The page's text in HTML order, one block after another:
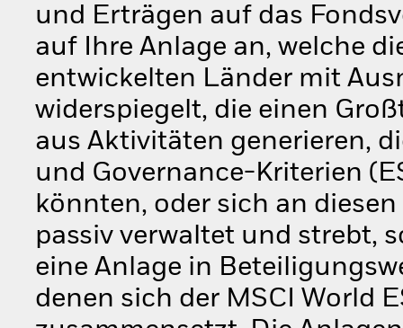
und Erträgen auf das
auf Ihre Anlage an, welche
entwickelten Länder mit
widerspiegelt, die einen
aus Aktivitäten generieren,
und Governance-Kriterien
könnten, oder sich an
passiv verwaltet und strebt,
eine Anlage in
denen sich der MSCI World